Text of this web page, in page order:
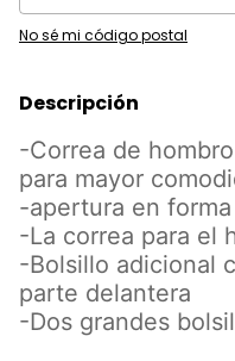
No sé mi código postal
Descripción
-Correa de
para mayor
-apertura en
-La correa para el
-Bolsillo adicional
parte delantera
-Dos grandes